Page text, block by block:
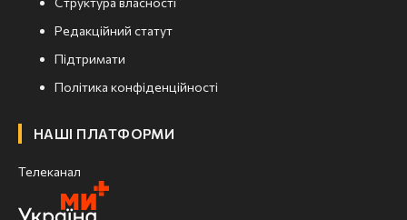
Редакційний статут
Підтримати
Політика конфіденційності
НАШІ ПЛАТФОРМИ
Телеканал